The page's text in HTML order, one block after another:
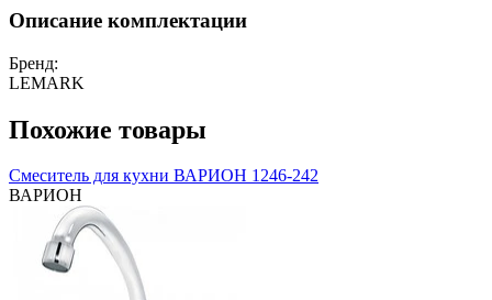
Описание комплектации
Бренд:
LEMARK
Похожие товары
Смеситель для кухни ВАРИОН 1246-242
ВАРИОН